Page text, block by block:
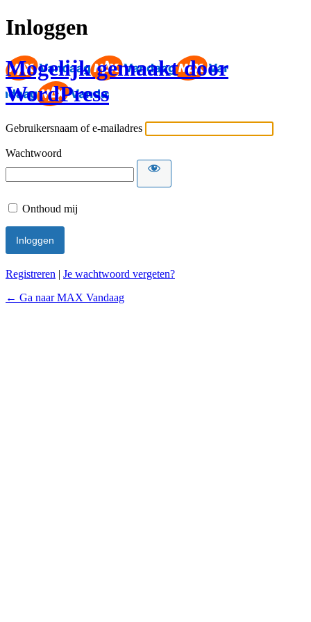
Inloggen
Mogelijk gemaakt door
WordPress
Gebruikersnaam of e-mailadres
Wachtwoord
Onthoud mij
Registreren | Je wachtwoord vergeten?
← Ga naar MAX Vandaag